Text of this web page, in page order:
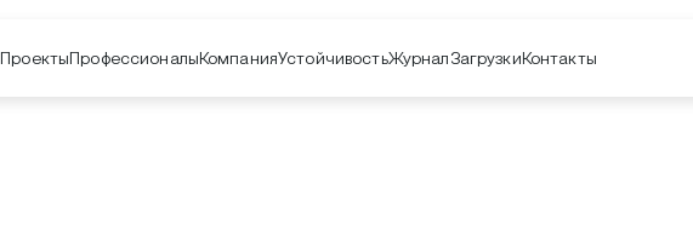
ПроектыПрофессионалыКомпанияУстойчивостьЖурналЗагрузкиКонтакты